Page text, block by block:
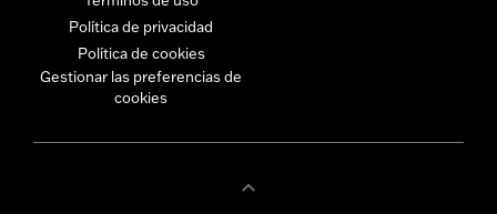
Política de privacidad
Política de cookies
Gestionar las preferencias de
cookies